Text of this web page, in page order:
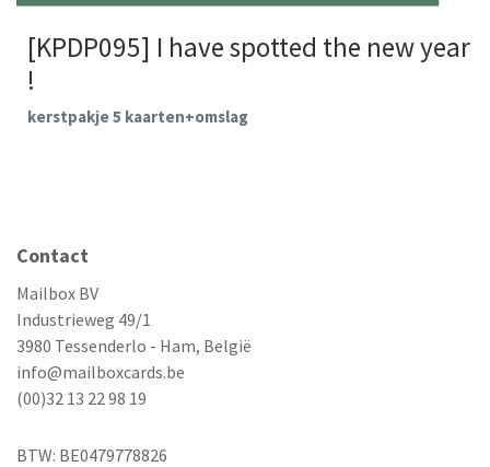
[KPDP095] I have spotted the new year
!
kerstpakje 5 kaarten+omslag
Contact
Mailbox BV
Industrieweg 49/1
3980 Tessenderlo - Ham, België
info@mailboxcards.be
(00)32 13 22 98 19
BTW: BE0479778826